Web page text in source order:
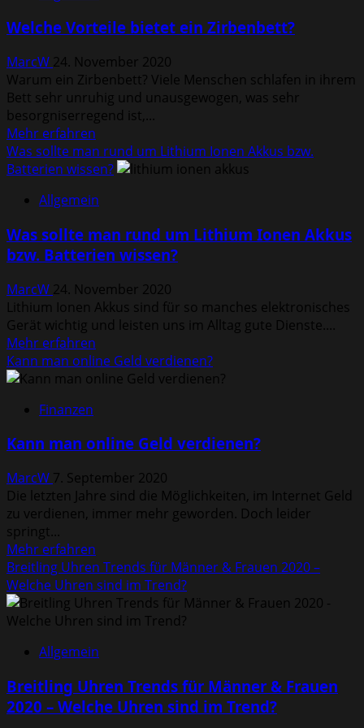
passen
eigenen
Teich?
Welche Vorteile bietet ein Zirbenbett?
MarcW 24. November 2020
Warum ein Zirbenbett? Viele Menschen schlafen in ihrem
Bett sehr unruhig und unausgewogen, was sehr
besorgniserregend ist,...
Mehr erfahren
Informationen
über
Vorteile
ein
Zirbenbett?
Was sollte man rund um Lithium Ionen Akkus bzw.
Batterien wissen?
Allgemein
Was sollte man rund um Lithium Ionen Akkus
bzw. Batterien wissen?
MarcW 24. November 2020
Lithium Ionen Akkus sind für so manches elektronisches
Gerät wichtig und leisten uns im Alltag gute Dienste....
Mehr erfahren
Informationen
über
rund
Lithium
Ionen
Akkus
Batterien
wissen?
Kann man online Geld verdienen?
Finanzen
Kann man online Geld verdienen?
MarcW 7. September 2020
Die letzten Jahre sind die Möglichkeiten, im Internet Geld
zu verdienen, immer mehr geworden. Doch leider
springt...
Mehr erfahren
Informationen
über
Kann
man
Geld
Breitling Uhren Trends für Männer & Frauen 2020 –
Welche Uhren sind im Trend?
Allgemein
Breitling Uhren Trends für Männer & Frauen
2020 – Welche Uhren sind im Trend?